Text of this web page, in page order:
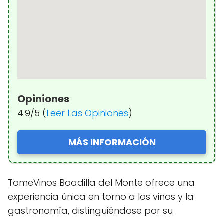
Opiniones
4.9/5 (Leer Las Opiniones)
MÁS INFORMACIÓN
TomeVinos Boadilla del Monte ofrece una
experiencia única en torno a los vinos y la
gastronomía, distinguiéndose por su